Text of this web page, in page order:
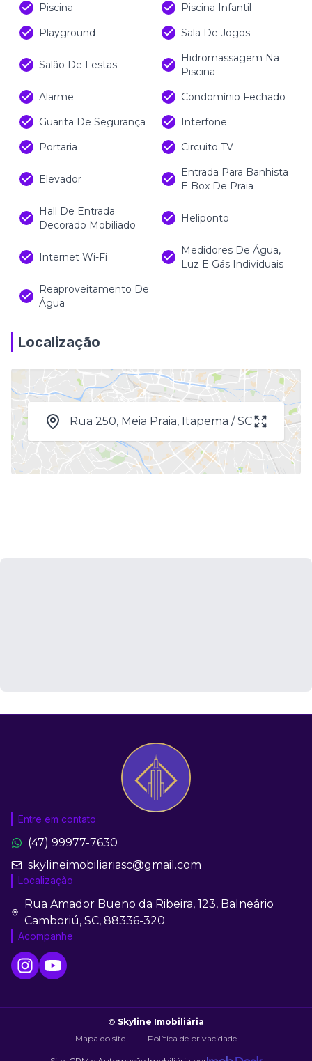
Piscina
Piscina Infantil
Playground
Sala De Jogos
Salão De Festas
Hidromassagem Na
Piscina
Alarme
Condomínio Fechado
Guarita De Segurança
Interfone
Portaria
Circuito TV
Elevador
Entrada Para Banhista
E Box De Praia
Hall De Entrada
Decorado Mobiliado
Heliponto
Internet Wi-Fi
Medidores De Água,
Luz E Gás Individuais
Reaproveitamento De
Água
Localização
Rua 250, Meia Praia, Itapema / SC
Entre em contato
(47) 99977-7630
skylineimobiliariasc@gmail.com
Localização
Rua Amador Bueno da Ribeira, 123, Balneário
Camboriú, SC, 88336-320
Acompanhe
© Skyline Imobiliária
Mapa do site
Política de privacidade